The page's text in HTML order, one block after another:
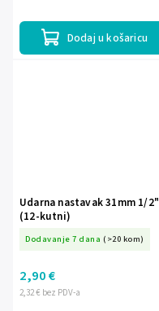
Dodaj u košaricu
Udarna nastavak 31mm 1/2"
(12-kutni)
Dodavanje 7 dana (>20 kom)
2,32 € bez PDV-a
2,90 €